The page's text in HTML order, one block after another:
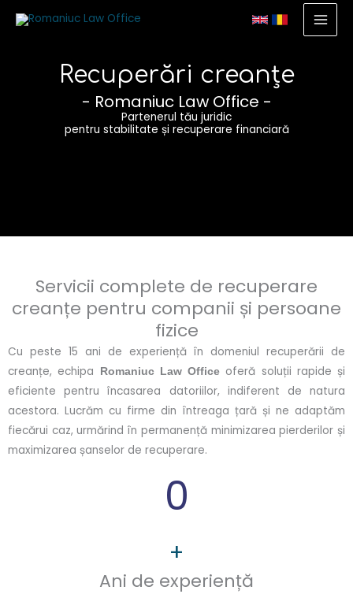
Recuperări creanțe
- Romaniuc Law Office -
Partenerul tău juridic
pentru stabilitate și recuperare financiară
Servicii complete de recuperare
creanțe pentru companii și persoane
fizice
Cu peste 15 ani de experiență în domeniul recuperării de
creanțe, echipa
Romaniuc Law Office oferă soluții rapide și
eficiente pentru încasarea datoriilor, indiferent de natura
acestora. Lucrăm cu firme din întreaga țară și ne adaptăm
fiecărui caz, urmărind în permanență minimizarea pierderilor și
maximizarea șanselor de recuperare.
0
+
Ani de experiență